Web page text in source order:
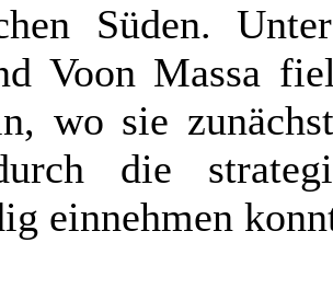
Süden.
Voon Massa
wo sie
die
einnehmen